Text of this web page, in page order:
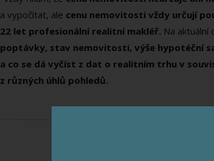
a vypočítat, ale cenu nemovitosti vždy určují
22 let profesionální realitní makléř. Na
poptávky, stav nemovitosti, výše hypotéční
a co se dá vyčíst z dat o realitním trhu v
z různých úhlů pohledů.